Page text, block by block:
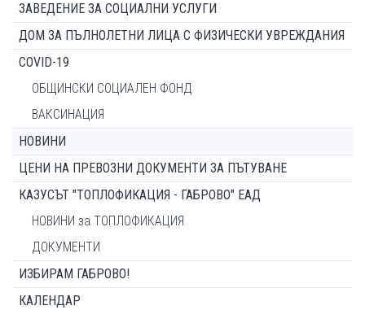
ЗАВЕДЕНИЕ ЗА СОЦИАЛНИ УСЛУГИ
ДОМ ЗА ПЪЛНОЛЕТНИ ЛИЦА С ФИЗИЧЕСКИ УВРЕЖДАНИЯ
COVID-19
ОБЩИНСКИ СОЦИАЛЕН ФОНД
ВАКСИНАЦИЯ
НОВИНИ
ЦЕНИ НА ПРЕВОЗНИ ДОКУМЕНТИ ЗА ПЪТУВАНЕ
КАЗУСЪТ "ТОПЛОФИКАЦИЯ - ГАБРОВО" ЕАД
НОВИНИ за ТОПЛОФИКАЦИЯ
ДОКУМЕНТИ
ИЗБИРАМ ГАБРОВО!
КАЛЕНДАР